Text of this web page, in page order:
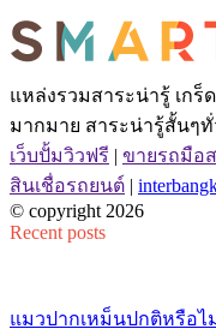
แหล่งรวมสาระน่ารู้ เก
มากมาย สาระน่ารู้สั้นๆ
เว็บปั้มวิวฟรี | ขายรถมือ
สินเชื่อรถยนต์ |
© copyright 2026
Recent posts
แมวปากเหม็นปกติหรือ